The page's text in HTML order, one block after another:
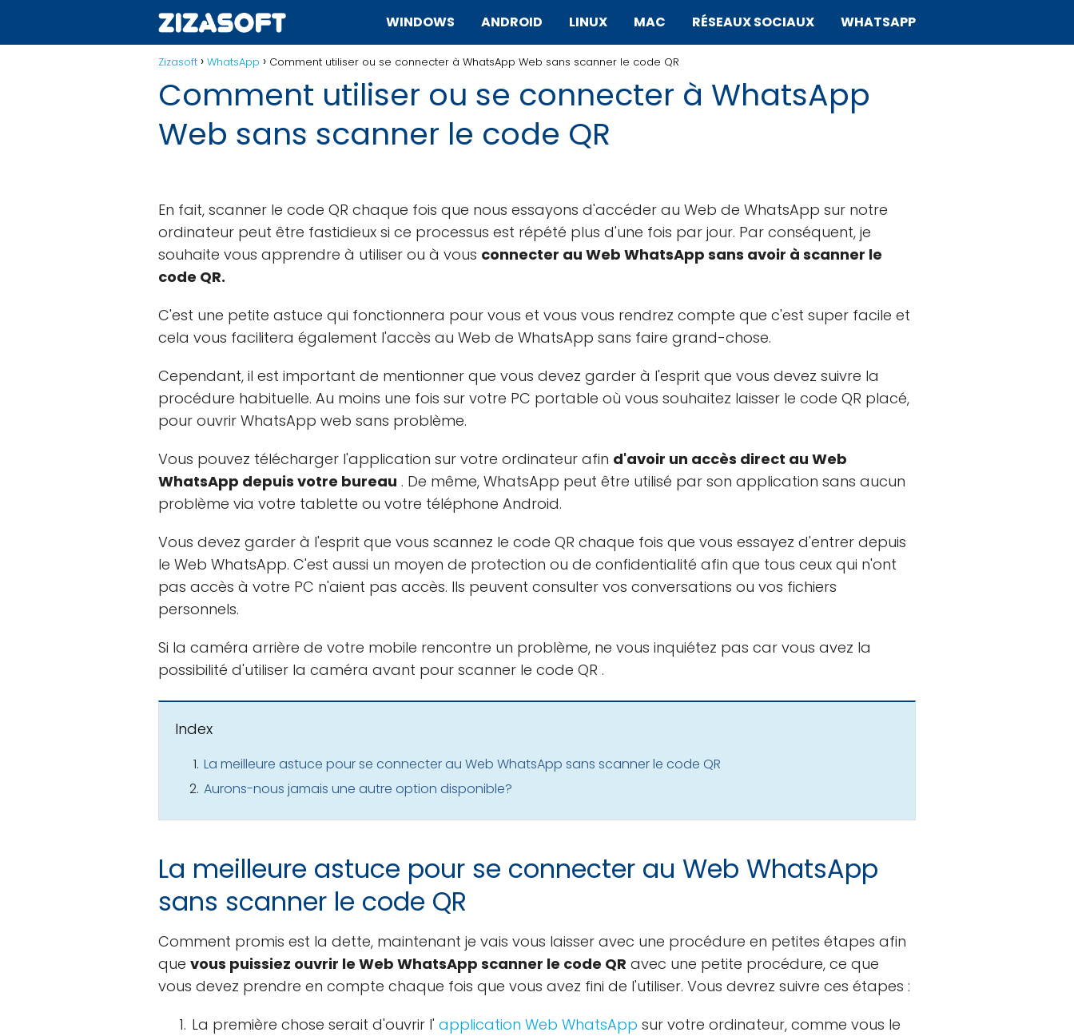
WINDOWS ANDROID LINUX MAC RÉSEAUX SOCIAUX WHATSAPP
Zizasoft WhatsApp Comment utiliser ou se connecter à WhatsApp Web sans scanner le code QR
Comment utiliser ou se connecter à WhatsApp
Web sans scanner le code QR
En fait, scanner le code QR chaque fois que nous essayons d'accéder au Web de WhatsApp sur notre
ordinateur peut être fastidieux si ce processus est répété plus d'une fois par jour. Par conséquent, je
souhaite vous apprendre à utiliser ou à vous connecter au Web WhatsApp sans avoir à scanner le
code QR.
C'est une petite astuce qui fonctionnera pour vous et vous vous rendrez compte que c'est super facile et
cela vous facilitera également l'accès au Web de WhatsApp sans faire grand-chose.
Cependant, il est important de mentionner que vous devez garder à l'esprit que vous devez suivre la
procédure habituelle. Au moins une fois sur votre PC portable où vous souhaitez laisser le code QR placé,
pour ouvrir WhatsApp web sans problème.
Vous pouvez télécharger l'application sur votre ordinateur afin d'avoir un accès direct au Web
WhatsApp depuis votre bureau . De même, WhatsApp peut être utilisé par son application sans aucun
problème via votre tablette ou votre téléphone Android.
Vous devez garder à l'esprit que vous scannez le code QR chaque fois que vous essayez d'entrer depuis
le Web WhatsApp. C'est aussi un moyen de protection ou de confidentialité afin que tous ceux qui n'ont
pas accès à votre PC n'aient pas accès. Ils peuvent consulter vos conversations ou vos fichiers
personnels.
Si la caméra arrière de votre mobile rencontre un problème, ne vous inquiétez pas car vous avez la
possibilité d'utiliser la caméra avant pour scanner le code QR .
Index
La meilleure astuce pour se connecter au Web WhatsApp sans scanner le code QR
Aurons-nous jamais une autre option disponible?
La meilleure astuce pour se connecter au Web WhatsApp
sans scanner le code QR
Comment promis est la dette, maintenant je vais vous laisser avec une procédure en petites étapes afin
que vous puissiez ouvrir le Web WhatsApp scanner le code QR avec une petite procédure, ce que
vous devez prendre en compte chaque fois que vous avez fini de l'utiliser. Vous devrez suivre ces étapes :
La première chose serait d'ouvrir l' application Web WhatsApp sur votre ordinateur, comme vous le